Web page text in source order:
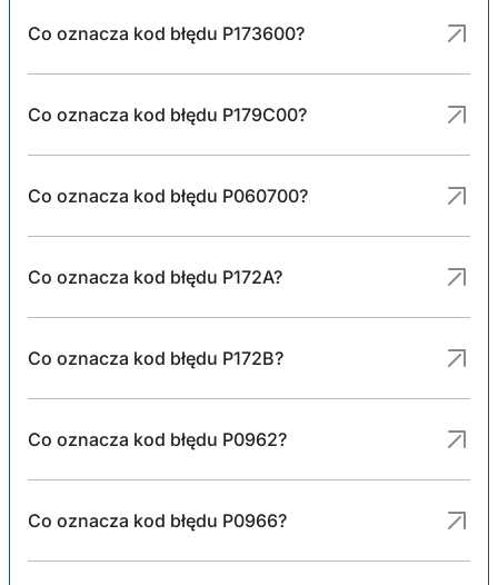
Co oznacza kod błędu P173600?
Co oznacza kod błędu P179C00?
Co oznacza kod błędu P060700?
Co oznacza kod błędu P172A?
Co oznacza kod błędu P172B?
Co oznacza kod błędu P0962?
Co oznacza kod błędu P0966?